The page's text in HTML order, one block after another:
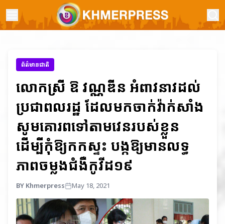
ព័ត៌មានជាតិ
លោកស្រី ឱ វណ្ណឌីន អំពាវនាវដល់
ប្រជាពលរដ្ឋ ដែលមកចាក់វ៉ាក់សាំង
សូមគោរពទៅតាមវេនរបស់ខ្លួន
ដើម្បីកុំឱ្យកកស្ទះ បង្កឱ្យមានលទ្ធ
ភាពចម្លងជំងឺកូវីដ១៩
BY Khmerpress May 18, 2021